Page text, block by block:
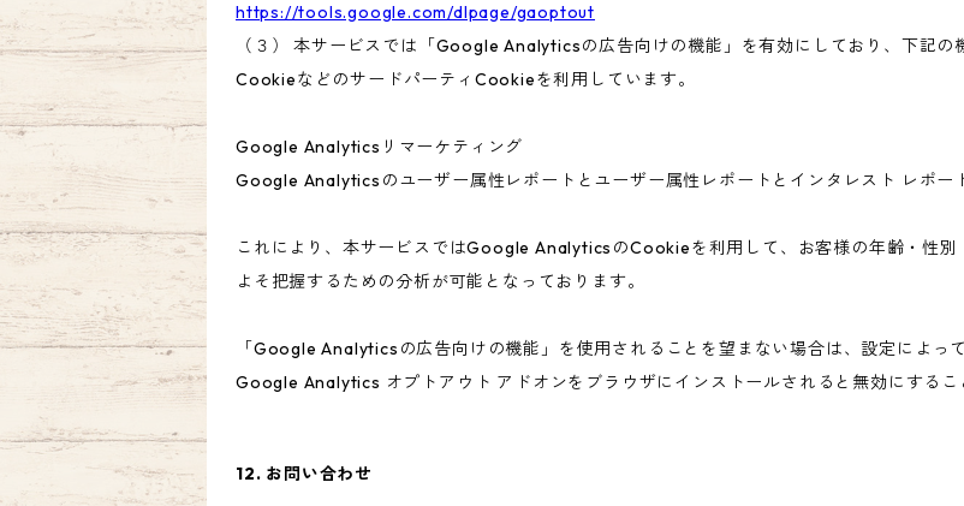
https://tools.google.com/dlpage/gaoptout
（３） 本サービスでは「Google Analyticsの広告向けの機能」を有効にしており、下記
CookieなどのサードパーティCookieを利用しています。
Google Analyticsリマーケティング
Google Analyticsのユーザー属性レポートとユーザー属性レポートとインタレスト レポー
これにより、本サービスではGoogle AnalyticsのCookieを利用して、お客様の年齢・性
よそ把握するための分析が可能となっております。
「Google Analyticsの広告向けの機能」を使用されることを望まない場合は、設定によっ
Google Analytics オプトアウト アドオンをブラウザにインストールされると無効にするこ
12. お問い合わせ